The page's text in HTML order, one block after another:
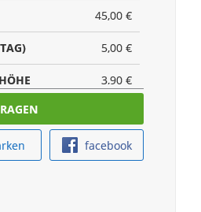
45,00 €
5,00 €
3,90 €
45,00 €
facebook